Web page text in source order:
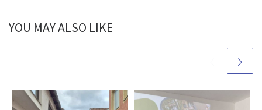
YOU MAY ALSO LIKE